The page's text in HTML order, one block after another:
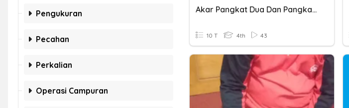
Pengukuran
Pecahan
Perkalian
Operasi Campuran
Akar Pangkat Dua Dan Pangkat Dua
10 T 4th 43